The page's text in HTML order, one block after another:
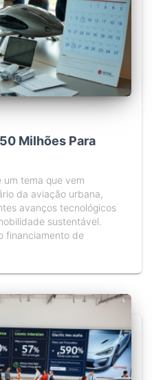
Milhões Para
um tema que vem
da aviação urbana,
avanços tecnológicos
sustentável.
financiamento de